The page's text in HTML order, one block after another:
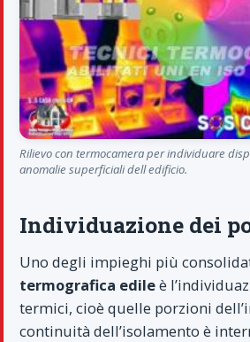
Rilievo con termocamera per individuare
anomalie superficiali dell edificio.
Individuazione dei
Uno degli impieghi più
termografica edileè
termici, cioè quelle porzioni
continuità dell’isolamento è